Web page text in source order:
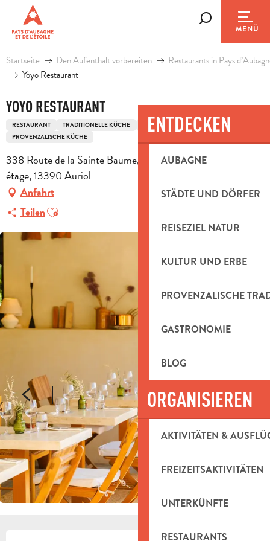
contenu
principal
MENÜ
ENTDECKEN
AUBAGNE
STÄDTE UND DÖRFER
REISEZIEL NATUR
KULTUR UND ERBE
PROVENZALISCHE
GASTRONOMIE
BLOG
ORGANISIEREN
AKTIVITÄTEN &
FREIZEITSAKTIVITÄTEN
UNTERKÜNFTE
RESTAURANTS
Startseite Den Aufenthalt vorbereiten
Restaurants in Pays
Yoyo Restaurant
YOYO RESTAURANT
RESTAURANT TRADITIONELLE KÜCHE
TRADITIONELLE FRANZÖSISCHE KÜCHE
PROVENZALISCHE KÜCHE
338 Route de la Sainte Baume, Espace Chanelor - 2 ème
étage, 13390 Auriol
Anfahrt
TeilenAjouter aux favoris